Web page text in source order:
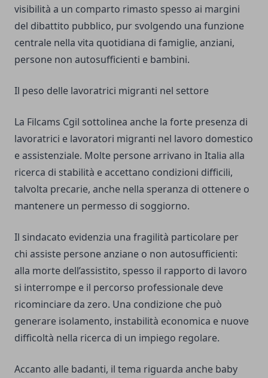
visibilità a un comparto rimasto spesso ai margini
del dibattito pubblico, pur svolgendo una funzione
centrale nella vita quotidiana di famiglie, anziani,
persone non autosufficienti e bambini.
Il peso delle lavoratrici migranti nel settore
La Filcams Cgil sottolinea anche la forte presenza di
lavoratrici e lavoratori migranti nel lavoro domestico
e assistenziale. Molte persone arrivano in Italia alla
ricerca di stabilità e accettano condizioni difficili,
talvolta precarie, anche nella speranza di ottenere o
mantenere un permesso di soggiorno.
Il sindacato evidenzia una fragilità particolare per
chi assiste persone anziane o non autosufficienti:
alla morte dell’assistito, spesso il rapporto di lavoro
si interrompe e il percorso professionale deve
ricominciare da zero. Una condizione che può
generare isolamento, instabilità economica e nuove
difficoltà nella ricerca di un impiego regolare.
Accanto alle badanti, il tema riguarda anche baby